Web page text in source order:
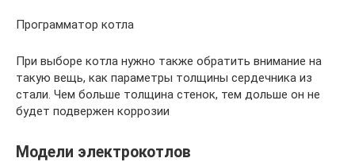
Программатор котла
При выборе котла нужно также обратить внимание на
такую вещь, как параметры толщины сердечника из
стали. Чем больше толщина стенок, тем дольше он не
будет подвержен коррозии
Модели электрокотлов